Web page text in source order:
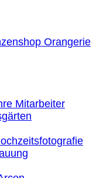
Orangerie
Mitarbeiter